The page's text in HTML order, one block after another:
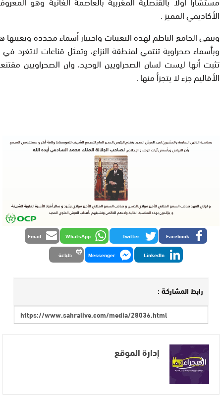
الأكاديمي المميز .
ويبقى الجامع الناظم لهذه التعينات واختيار أسماء محددة
وبأسماء صحراوية تنتمي لمنطقة النزاع، وتمثل قناعات لاتغرد
تثبت أنها ليست لسان الصحراويين الوحيد، وان الصحراويين
الأقاليم جزء لا يتجزأ منها .
Facebook
Twitter
WhatsApp
Email
LinkedIn
Messenger طباعة
رابط المشاركة :
إدارة الموقع